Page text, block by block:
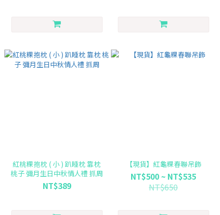
紅桃粿抱枕 ( 小 ) 趴睡枕 靠枕
桃子 彌月生日中秋情人禮 抓周
NT$389
【現貨】紅龜粿春聯吊飾
NT$500 ~ NT$535
NT$650